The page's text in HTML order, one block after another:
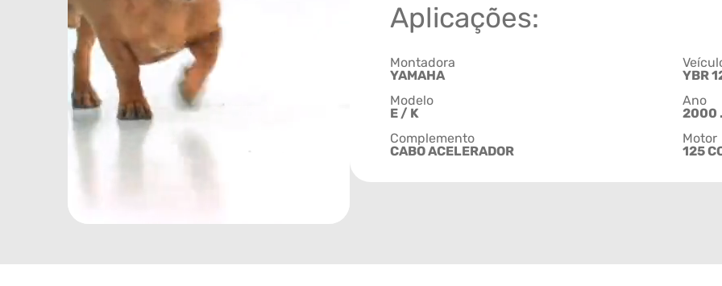
Aplicações:
Montadora
YAMAHA
YBR
Modelo
E / K
Ano
2000
Complemento
CABO ACELERADOR
Motor
125